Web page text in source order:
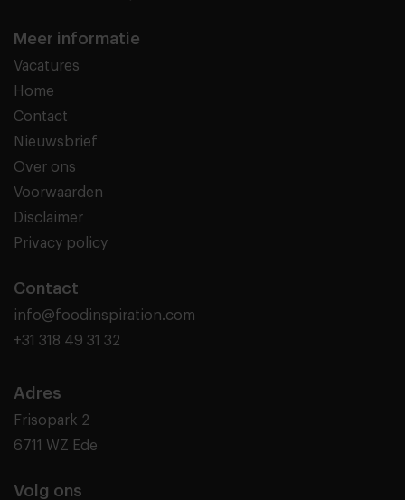
Meer informatie
Vacatures
Home
Contact
Nieuwsbrief
Over ons
Voorwaarden
Disclaimer
Privacy policy
Contact
info@foodinspiration.com
+31 318 49 31 32
Adres
Frisopark 2
6711 WZ Ede
Volg ons